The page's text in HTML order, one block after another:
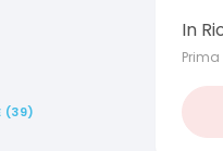
(39)
In
Prima